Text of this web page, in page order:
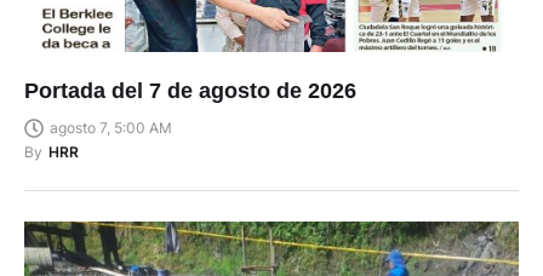
Portada del 7 de agosto de 2026
agosto 7, 5:00 AM
By HRR